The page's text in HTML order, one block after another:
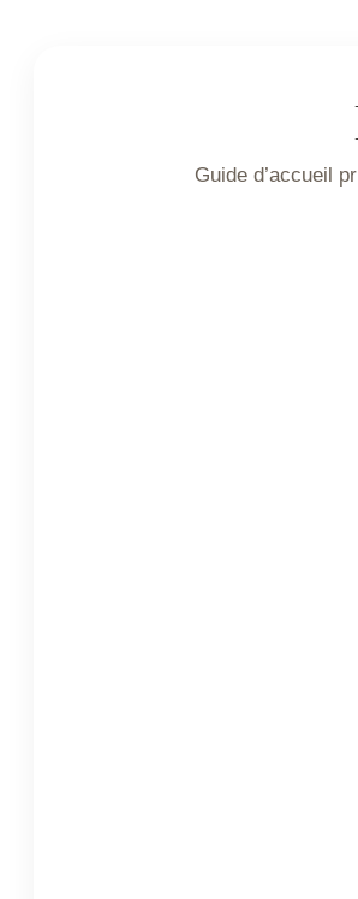
Guide d’accueil